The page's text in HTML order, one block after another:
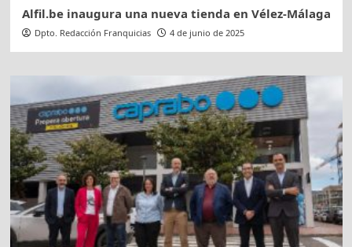
Alfil.be inaugura una nueva tienda en Vélez-Málaga
Dpto. Redacción Franquicias 4 de junio de 2025